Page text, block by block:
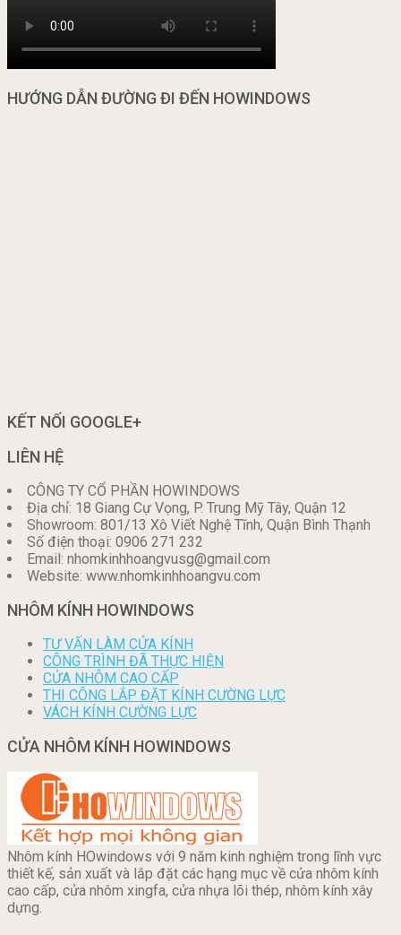
HƯỚNG DẪN ĐƯỜNG ĐI ĐẾN HOWINDOWS
KẾT NỐI GOOGLE+
LIÊN HỆ
CÔNG TY CỔ PHẦN HOWINDOWS
Địa chỉ: 18 Giang Cự Vọng, P. Trung Mỹ Tây, Quận 12
Showroom: 801/13 Xô Viết Nghệ Tĩnh, Quận Bình Thạnh
Số điện thoại: 0906 271 232
Email: nhomkinhhoangvusg@gmail.com
Website: www.nhomkinhhoangvu.com
NHÔM KÍNH HOWINDOWS
TƯ VẤN LÀM CỬA KÍNH
CÔNG TRÌNH ĐÃ THỰC HIỆN
CỬA NHÔM CAO CẤP
THI CÔNG LẮP ĐẶT KÍNH CƯỜNG LỰC
VÁCH KÍNH CƯỜNG LỰC
CỬA NHÔM KÍNH HOWINDOWS
Nhôm kính HOwindows với 9 năm kinh nghiệm trong lĩnh vực
thiết kế, sản xuất và lắp đặt các hạng mục về cửa nhôm kính
cao cấp, cửa nhôm xingfa, cửa nhựa lõi thép, nhôm kính xây
dựng.